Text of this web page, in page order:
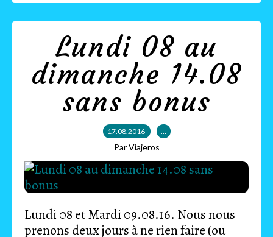
Lundi 08 au
dimanche 14.08
sans bonus
17.08.2016 …
Par Viajeros
Lundi 08 et Mardi 09.08.16. Nous nous
prenons deux jours à ne rien faire (ou